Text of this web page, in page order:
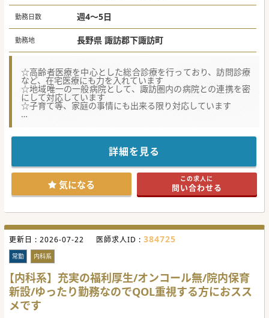
勤務日数 週4～5日
勤務地 長野県 諏訪郡下諏訪町
☆高齢者医療を中心とした総合診療を行っており、訪問診療
など、在宅医療にも力を入れています
☆地域唯一の一般病院として、諏訪圏内の病院との連携を密
にして対応しています
☆子育て等、家庭の事情にも出来る限り対応しています
内科系の医師を増員し体制強化を図りたいというご意向で
県外からお越しの医師も活躍していますので地域医療にご興
味ある方はお気軽にお問い合わせください！
#秋入職可
詳細を見る
気になる この求人に
問い合わせる
更新日 : 2026-07-22 医師求人ID : 384725
常勤 内科系
【内科系】充実の福利厚生/オンコール無/院内保育
新設/ゆったり勤務なのでQOL重視する方におスス
メです